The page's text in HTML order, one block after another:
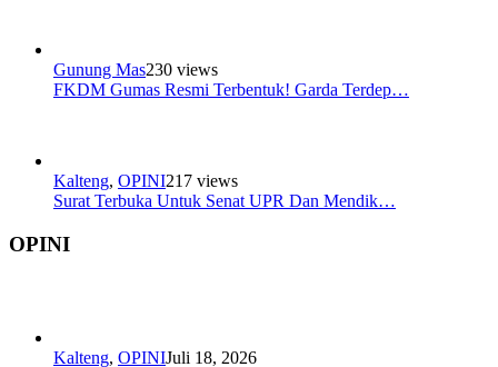
Gunung Mas230 views
FKDM Gumas Resmi Terbentuk! Garda Terdep…
Kalteng, OPINI217 views
Surat Terbuka Untuk Senat UPR Dan Mendik…
OPINI
Kalteng, OPINIJuli 18, 2026